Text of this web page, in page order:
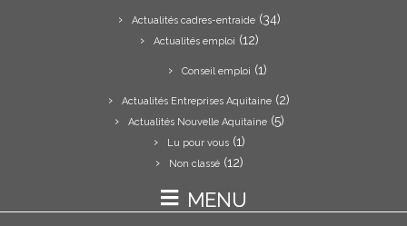
Actualités cadres-entraide(34)
Actualités emploi (12)
Conseil emploi (1)
Actualités Entreprises Aquitaine (2)
Actualités Nouvelle Aquitaine(5)
Lu pour vous(1)
Non classé(12)
MENU